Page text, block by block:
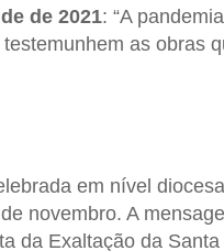
de 2021: “A
as obras
em nível
novembro. A
da Exaltação da Santa